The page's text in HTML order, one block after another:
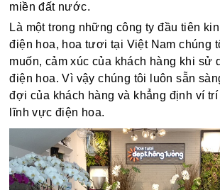
miền đất nước.
Là một trong những công ty đầu tiên
điện hoa, hoa tươi tại Việt Nam chúng
muốn, cảm xúc của khách hàng khi sử
điện hoa. Vì vậy chúng tôi luôn sẵn
đợi của khách hàng và khẳng định ví
lĩnh vực điện hoa.